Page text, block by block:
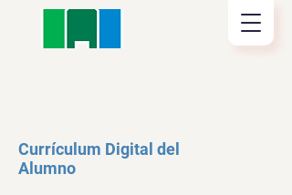
Currículum Digital del
Alumno